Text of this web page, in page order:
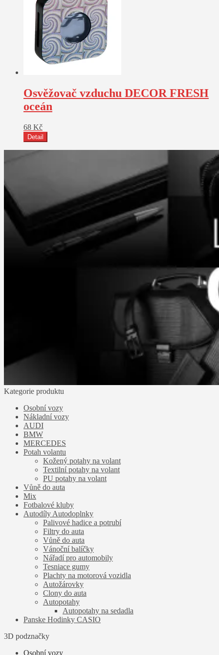
Osvěžovač vzduchu DECOR FRESH
oceán
68 Kč
Detail
Kategorie produktu
Osobní vozy
Nákladní vozy
AUDI
BMW
MERCEDES
Potah volantu
Kožený potahy na volant
Textilní potahy na volant
PU potahy na volant
Vůně do auta
Mix
Fotbalové kluby
Autodíly Autodoplnky
Palivové hadice a potrubí
Filtry do auta
Vůně do auta
Vánoční balíčky
Nářadí pro automobily
Tesniace gumy
Plachty na motorová vozidla
Autožárovky
Clony do auta
Autopotahy
Autopotahy na sedadla
Panske Hodinky CASIO
3D podznačky
Osobní vozy